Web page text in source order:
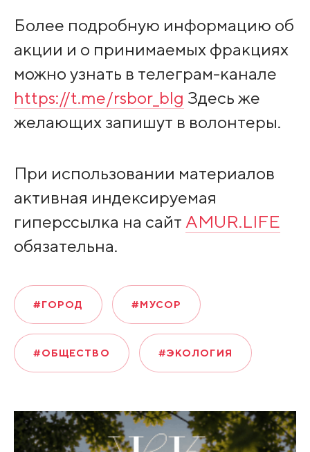
Более подробную информацию об
акции и о принимаемых фракциях
можно узнать в телеграм-канале
https://t.me/rsbor_blg Здесь же
желающих запишут в волонтеры.
При использовании материалов
активная индексируемая
гиперссылка на сайт AMUR.LIFE
обязательна.
#ГОРОД #МУСОР
#ОБЩЕСТВО #ЭКОЛОГИЯ